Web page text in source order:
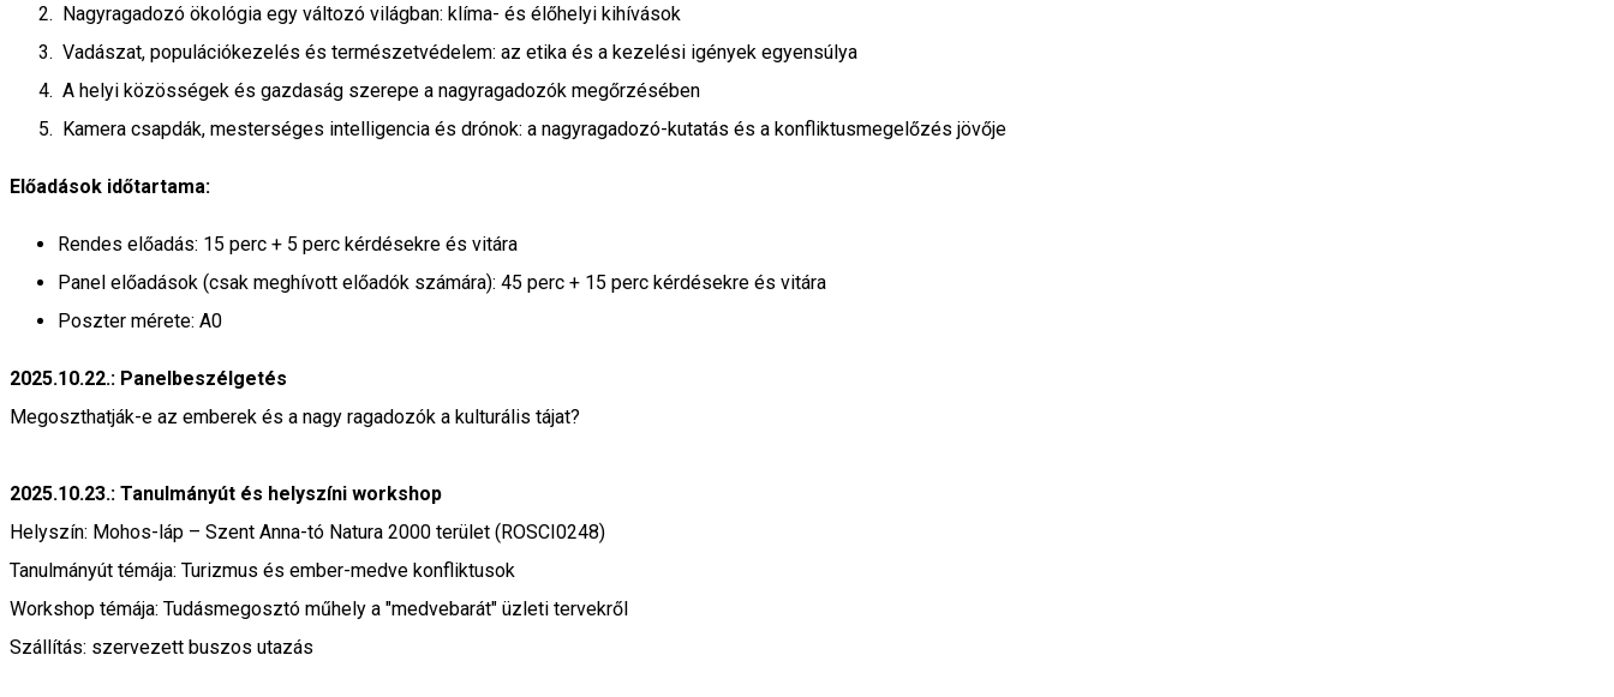
Nagyragadozó ökológia egy változó világban: klíma- és élőhelyi kihívások
Vadászat, populációkezelés és természetvédelem: az etika és a kezelési igények egyensúlya
A helyi közösségek és gazdaság szerepe a nagyragadozók megőrzésében
Kamera csapdák, mesterséges intelligencia és drónok: a nagyragadozó-kutatás és a konfliktusmegelőzés jövője
Előadások időtartama:
Rendes előadás: 15 perc + 5 perc kérdésekre és vitára
Panel előadások (csak meghívott előadók számára): 45 perc + 15 perc kérdésekre és vitára
Poszter mérete: A0
2025.10.22.: Panelbeszélgetés
Megoszthatják-e az emberek és a nagy ragadozók a kulturális tájat?
2025.10.23.: Tanulmányút és helyszíni workshop
Helyszín: Mohos-láp – Szent Anna-tó Natura 2000 terület (ROSCI0248)
Tanulmányút témája: Turizmus és ember-medve konfliktusok
Workshop témája: Tudásmegosztó műhely a "medvebarát" üzleti tervekről
Szállítás: szervezett buszos utazás